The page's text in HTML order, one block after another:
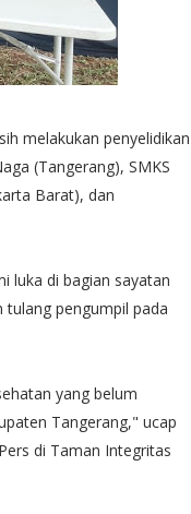
melakukan penyelidikan
(Tangerang), SMKS
Barat), dan
luka di bagian sayatan
tulang pengumpil pada
yang belum
Tangerang," ucap
di Taman Integritas